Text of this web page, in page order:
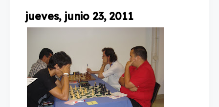
jueves, junio 23, 2011